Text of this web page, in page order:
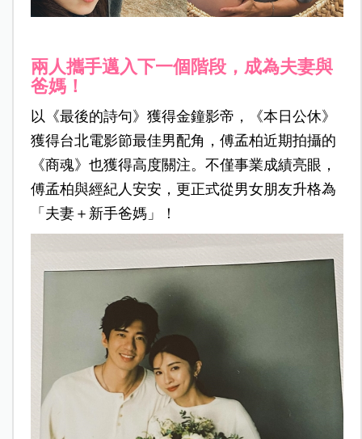
兩人攜手邁入下一個階段，成為夫妻與
爸媽！
以《最後的詩句》獲得金鐘影帝，《本日公休》
獲得台北電影節最佳男配角，傅孟柏近期拍攝的
《商魂》也獲得高度關注。不僅事業成績亮眼，
傅孟柏與經紀人安安，更正式從男女朋友升格為
「夫妻＋新手爸媽」！